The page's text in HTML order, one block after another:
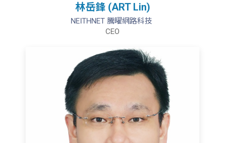
林岳鋒 (ART Lin)
NEITHNET 騰曜網路科技
CEO